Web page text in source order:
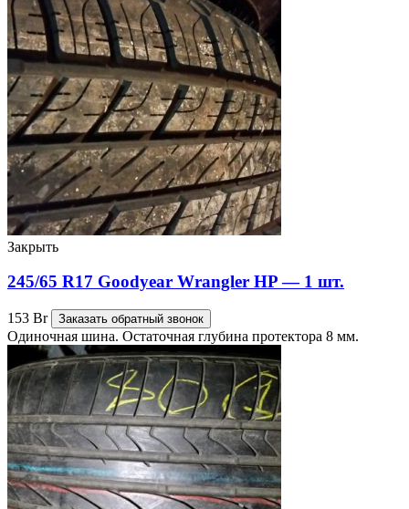
Закрыть
245/65 R17 Goodyear Wrangler HP — 1 шт.
153 Br Заказать обратный звонок
Одиночная шина. Остаточная глубина протектора 8 мм.